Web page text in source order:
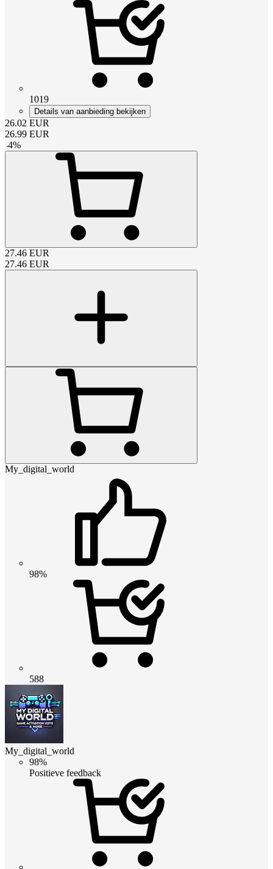
1019
Details van aanbieding bekijken
26.02 EUR
26.99 EUR
-4%
27.46 EUR
27.46 EUR
My_digital_world
98%
588
My_digital_world
98%
Positieve feedback